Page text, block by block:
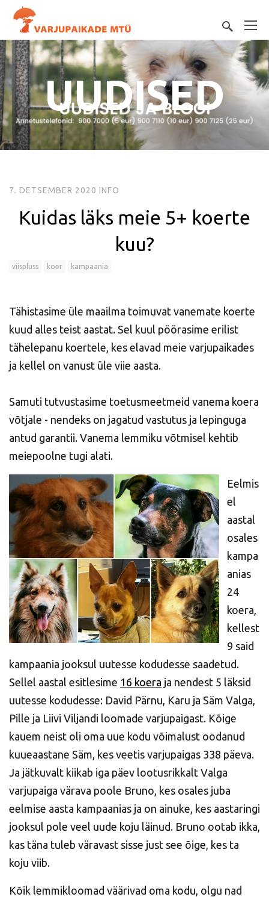
UUDISED
7. DETSEMBER 2020 INFO
Kuidas läks meie 5+ koerte
kuu?
viispluss koer kampaania
Tähistasime üle maailma toimuvat vanemate koerte
kuud alles teist aastat. Sel kuul pöörasime erilist
tähelepanu koertele, kes elavad meie varjupaikades
ja kellel on vanust üle viie aasta.
Samuti tutvustasime toetusmeetmeid vanema koera
võtjale - nendeks on jagatud vastutus ja lepinguga
antud garantii. Vanema lemmiku võtmisel kehtib
meiepoolne tugi alati.
Eelmis
el
aastal
osales
kampa
anias
24
koera,
kellest
9 said
kampaania jooksul uutesse kodudesse saadetud.
Sellel aastal esitlesime 16 koera ja nendest 5 läksid
uutesse kodudesse: David Pärnu, Karu ja Säm Valga,
Pille ja Liivi Viljandi loomade varjupaigast. Kõige
kauem neist oli oma uue kodu võimalust oodanud
kuueaastane Säm, kes veetis varjupaigas 338 päeva.
Ja jätkuvalt kiikab iga päev lootusrikkalt Valga
varjupaiga värava poole Bruno, kes osales juba
eelmise aasta kampaanias ja on ainuke, kes aastaringi
jooksul pole veel uude koju läinud. Bruno ootab ikka,
kas täna tuleb väravast sisse just see õige, kes ta
koju viib.
Kõik lemmikloomad väärivad oma kodu, olgu nad